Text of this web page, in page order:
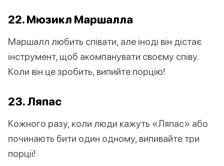
22. Мюзикл Маршалла
Маршалл любить співати, але іноді він дістає
інструмент, щоб акомпанувати своєму співу.
Коли він це зробить, випийте порцію!
23. Ляпас
Кожного разу, коли люди кажуть «Ляпас» або
починають бити один одному, випивайте три
порції!